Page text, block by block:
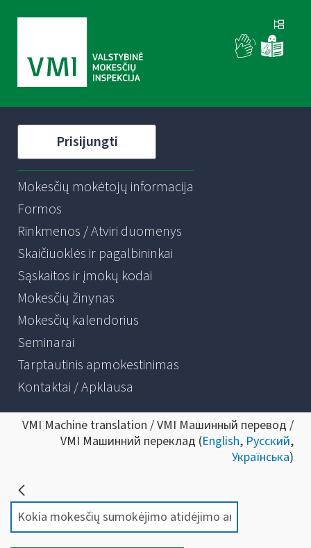
Prisijungti
Mokesčių mokėtojų informacija
Formos
Rinkmenos / Atviri duomenys
Skaičiuoklės ir pagalbininkai
Sąskaitos ir įmokų kodai
Mokesčių žinynas
Mokesčių kalendorius
Seminarai
Tarptautinis apmokestinimas
Kontaktai / Apklausa
VMI Machine translation / VMI Машинный перевод /
VMI Машинний переклад (English, Русский,
Українська)